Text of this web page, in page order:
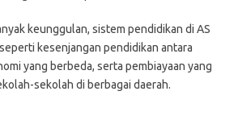
keunggulan, sistem pendidikan di AS
kesenjangan pendidikan antara
yang berbeda, serta pembiayaan yang
sekolah di berbagai daerah.